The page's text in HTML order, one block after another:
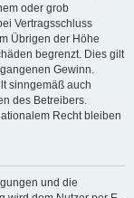
oder grob
Vertragsschluss
Übrigen der Höhe
begrenzt. Dies gilt
Gewinn.
sinngemäß auch
des Betreibers.
Recht bleiben
und die